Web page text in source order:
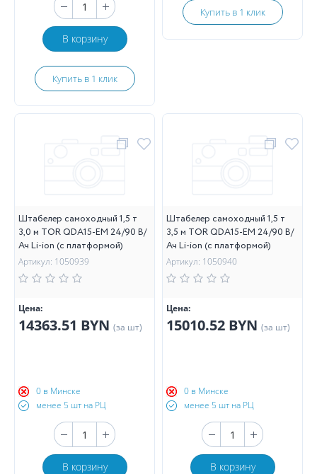
В корзину
Купить в 1 клик
Купить в 1 клик
Штабелер самоходный 1,5 т
3,0 м TOR QDA15-EM 24/90 В/
Ач Li-ion (с платформой)
Артикул: 1050939
Цена:
14363.51 BYN (за шт)
0 в Минске
менее 5 шт на РЦ
В корзину
Штабелер самоходный 1,5 т
3,5 м TOR QDA15-EM 24/90 В/
Ач Li-ion (с платформой)
Артикул: 1050940
Цена:
15010.52 BYN (за шт)
0 в Минске
менее 5 шт на РЦ
В корзину